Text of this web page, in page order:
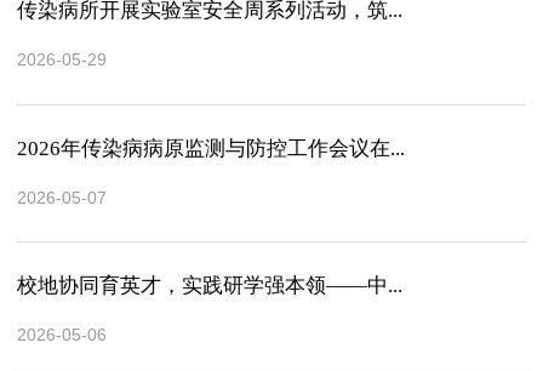
传染病所开展实验室安全周系列活动，筑...
2026-05-29
2026年传染病病原监测与防控工作会议在...
2026-05-07
校地协同育英才，实践研学强本领——中...
2026-05-06